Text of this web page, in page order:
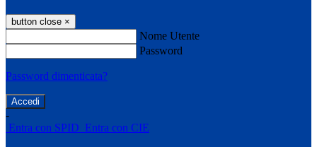
button close ×
Nome Utente
Password
Password dimenticata?
-
Entra con SPID Entra con CIE